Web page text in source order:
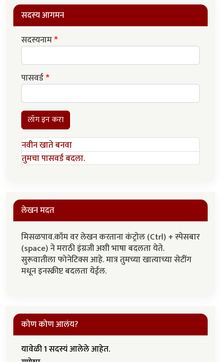
सदस्य आगमन
सदस्यनाम
पासवर्ड
लॉग इन करा
नवीन खाते बनवा
तुमचा पासवर्ड बदला.
लेखन मदत
मिसळपाव.कॉम वर लेखन करताना कंट्रोल (Ctrl) + स्पेसबार
(space) ने मराठी इंग्रजी अशी भाषा बदलता येते.
सुरूवातीला फोनेटिक्स आहे. मात्र तुमच्या खात्याच्या सेटींग
मधून इनस्क्रीप्ट बदलता येईल.
कोण कोण आलंय?
यावेळी 1 सदस्यं आलेले आहेत.